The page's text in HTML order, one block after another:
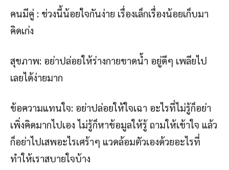
คนมีคู่ : ช่วงนี้น้อยใจกันง่าย เรื่องเล็กเรื่องน้อยเก็บมา
คิดเก่ง
สุขภาพ: อย่าปล่อยให้ร่างกายขาดน้ำ อยู่ดีๆ เพลียไป
เลยได้ง่ายมาก
ข้อความแทนใจ: อย่าปล่อยให้ใจเฉา อะไรที่ไม่รู้ก็อย่า
เพิ่งคิดมากไปเอง ไม่รู้ก็หาข้อมูลให้รู้ ถามให้เข้าใจ แล้ว
ก็อย่าไปเสพอะไรเศร้าๆ แวดล้อมตัวเองด้วยอะไรที่
ทำให้เราสบายใจบ้าง